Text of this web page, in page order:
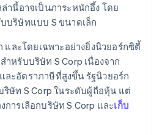
านี้อาจเป็นภาระหนักอึ้ง โดย
บริษัทแบบ S ขนาดเล็ก
และโดยเฉพาะอย่างยิ่งนิวยอร์กซิตี้
ำหรับบริษัท S Corp เนื่องจาก
ะอัตราภาษีที่สูงขึ้น รัฐนิวยอร์ก
ริษัท S Corp ในระดับผู้ถือหุ้น แต่
ารเลือกบริษัท S Corp และเก็บ